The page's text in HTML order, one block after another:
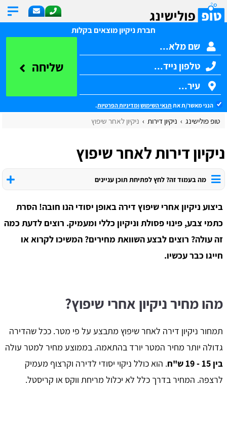
חברת ניקיון מוצאים בקלות
שליחה
הנני מאשר/ת את תנאי השימושומדיניות הפרטיות.
טופ פולישינג ניקיון דירות ניקיון לאחר שיפוץ
ניקיון דירות לאחר שיפוץ
מה בעמוד זה? לחץ לפתיחת תוכן עניינים
ביצוע ניקיון אחרי שיפוץ דירה באופן יסודי הנו חובה! הסרת
כתמי צבע, פינוי פסולת וניקיון כללי ומעמיק. רוצים לדעת כמה
זה עולה? רוצים לבצע השוואת מחירים? המשיכו לקרוא או
חייגו כבר עכשיו.
מהו מחיר ניקיון אחרי שיפוץ?
תמחור ניקיון דירה לאחר שיפוץ מתבצע על פי מטר. ככל שהדירה
גדולה יותר מחיר המטר יורד בהתאמה. בממוצע מחיר למטר עולה
בין 15 - 19 ש"ח
. הוא כולל ניקוי יסודי לדירה וקרצוף מעמיק
לרצפה. המחיר בדרך כלל לא יכלול מריחת ווקס או קריסטל.